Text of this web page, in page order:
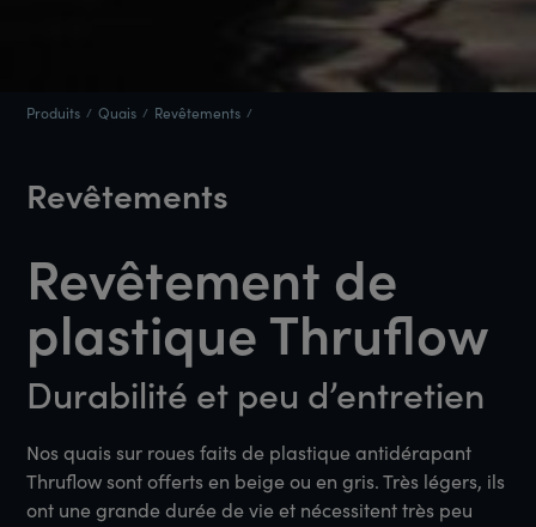
Produits Quais Revêtements
Revêtements
Revêtement de
plastique Thruflow
Durabilité et peu d’entretien
Nos quais sur roues faits de plastique antidérapant
Thruflow sont offerts en beige ou en gris. Très légers, ils
ont une grande durée de vie et nécessitent très peu